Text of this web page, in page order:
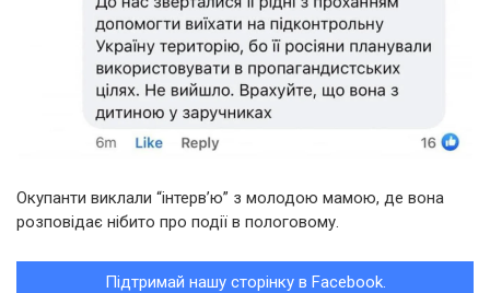
Окупанти виклали “інтерв’ю” з молодою мамою, де вона
розповідає нібито про події в пологовому.
Підтримай нашу сторінку в Facebook.